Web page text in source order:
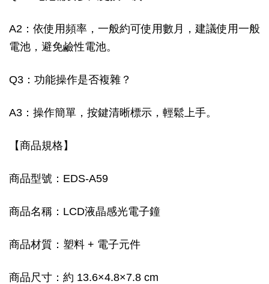
A2：依使用頻率，一般約可使用數月，建議使用一般
電池，避免鹼性電池。
Q3：功能操作是否複雜？
A3：操作簡單，按鍵清晰標示，輕鬆上手。
【商品規格】
商品型號：EDS-A59
商品名稱：LCD液晶感光電子鐘
商品材質：塑料 + 電子元件
商品尺寸：約 13.6×4.8×7.8 cm